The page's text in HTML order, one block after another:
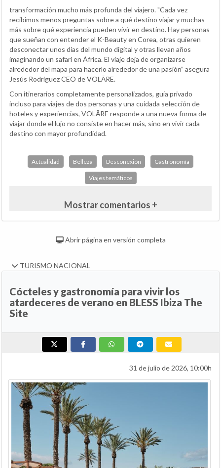
transformación mucho más profunda del viajero. "Cada vez
recibimos menos preguntas sobre a qué destino viajar y muchas
más sobre qué experiencia pueden vivir en destino. Hay personas
que sueñan con entender el K-Beauty en Corea, otras quieren
desconectar unos días del mundo digital y otras llevan años
imaginando un safari en África. El viaje deja de organizarse
alrededor del mapa para hacerlo alrededor de una pasión” asegura
Jesús Rodriguez CEO de VOLĀRE.
Con itinerarios completamente personalizados, guía privado
incluso para viajes de dos personas y una cuidada selección de
hoteles y experiencias, VOLĀRE responde a una nueva forma de
viajar donde el lujo no consiste en hacer más, sino en vivir cada
destino con mayor profundidad.
Actualidad Belleza Desconexión Gastronomía
Viajes temáticos
Mostrar comentarios +
Abrir página en versión completa
TURISMO NACIONAL
Cócteles y gastronomía para vivir los
atardeceres de verano en BLESS Ibiza The
Site
31 de julio de 2026, 10:00h